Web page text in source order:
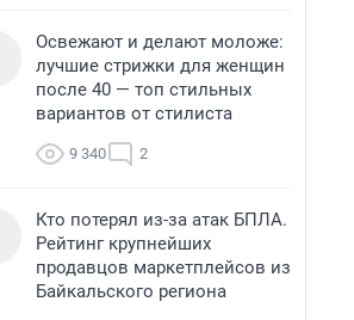
Освежают и делают моложе:
лучшие стрижки для женщин
после 40 — топ стильных
вариантов от стилиста
9 340 2
Кто потерял из-за атак БПЛА.
Рейтинг крупнейших
продавцов маркетплейсов из
Байкальского региона